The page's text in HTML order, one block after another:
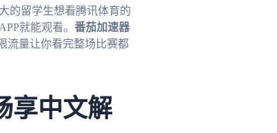
的留学生想看腾讯体育的
就能观看。 番茄加速器
流量让你看完整场比赛都
享中文解